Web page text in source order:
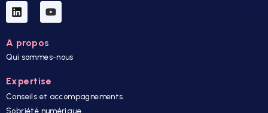
A propos
Qui sommes-nous
Expertise
Conseils et accompagnements
Sobriété numérique